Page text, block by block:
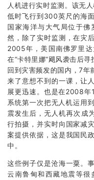
人机进行实时监测。该无
低时飞行到300英尺的海
国家海洋与大气局位于佛
然，除了实时监测，在灾
2005年，美国南佛罗里
在“卡特里娜”飓风袭击后寻
回到灾害频发的国内，7年
来了意想不到的一课，让
展更迅速。也是在2008年
系统第一次把无人机运用
震发生后，无人机再次成
行拍摄，并实时向国家减
案提供依据，这是我国民
中。
这些例子仅是沧海一粟。
云南鲁甸和西藏地震等很